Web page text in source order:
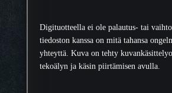
Digituotteella ei ole palautus- tai
tiedoston kanssa on mitä tahansa
yhteyttä. Kuva on tehty
tekoälyn ja käsin piirtämisen avulla.